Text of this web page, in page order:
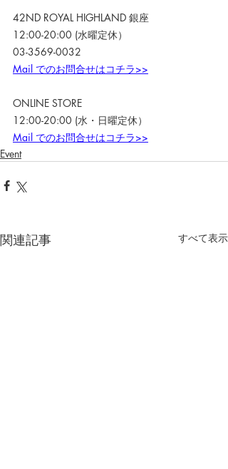
42ND ROYAL HIGHLAND 銀座
12:00-20:00 (水曜定休）
03-3569-0032
Mail でのお問合せはコチラ>>
ONLINE STORE
12:00-20:00 (水・日曜定休）
Mail でのお問合せはコチラ>>
Event
関連記事 すべて表示